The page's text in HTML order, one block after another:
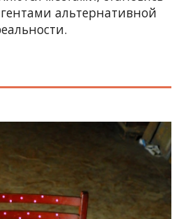
альтернативной